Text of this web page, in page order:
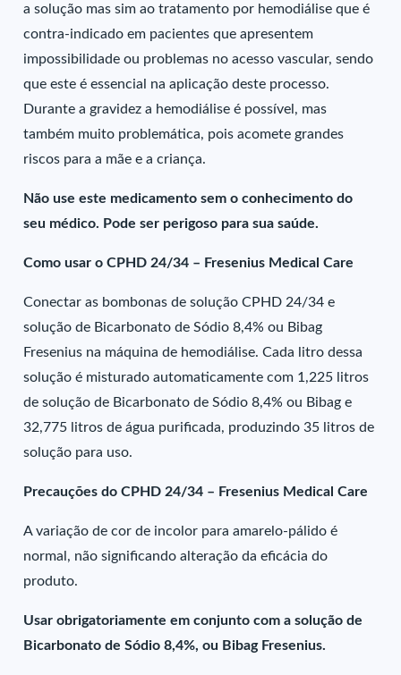
a solução mas sim ao tratamento por hemodiálise que é
contra-indicado em pacientes que apresentem
impossibilidade ou problemas no acesso vascular, sendo
que este é essencial na aplicação deste processo.
Durante a gravidez a hemodiálise é possível, mas
também muito problemática, pois acomete grandes
riscos para a mãe e a criança.
Não use este medicamento sem o conhecimento do
seu médico. Pode ser perigoso para sua saúde.
Como usar o CPHD 24/34 – Fresenius Medical Care
Conectar as bombonas de solução CPHD 24/34 e
solução de Bicarbonato de Sódio 8,4% ou Bibag
Fresenius na máquina de hemodiálise. Cada litro dessa
solução é misturado automaticamente com 1,225 litros
de solução de Bicarbonato de Sódio 8,4% ou Bibag e
32,775 litros de água purificada, produzindo 35 litros de
solução para uso.
Precauções do CPHD 24/34 – Fresenius Medical Care
A variação de cor de incolor para amarelo-pálido é
normal, não significando alteração da eficácia do
produto.
Usar obrigatoriamente em conjunto com a solução de
Bicarbonato de Sódio 8,4%, ou Bibag Fresenius.